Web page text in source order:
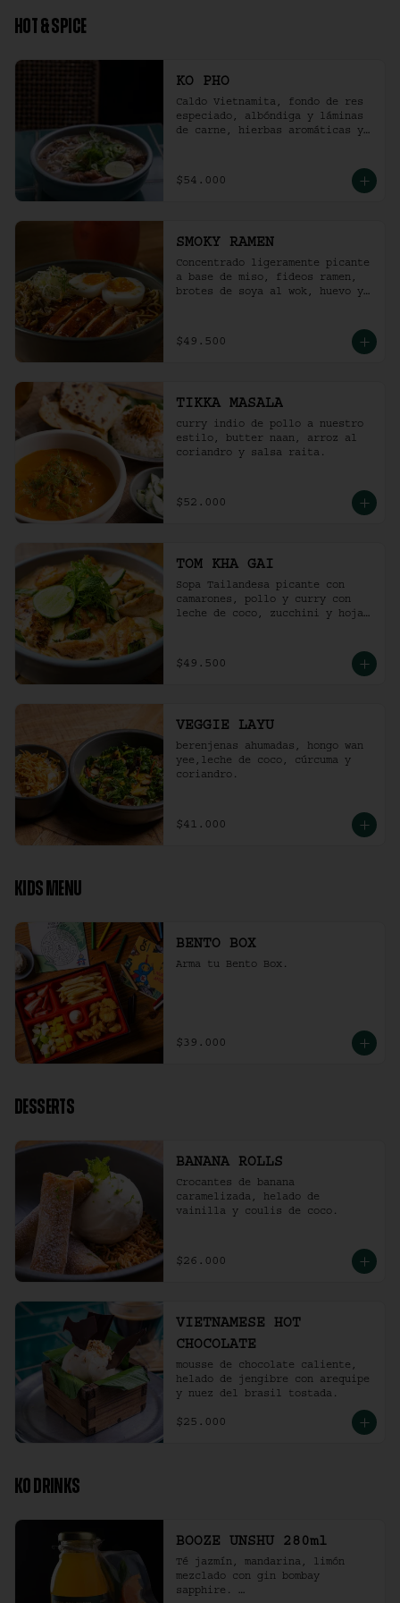
HOT & SPICE
KO PHO
Caldo Vietnamita, fondo de res
especiado, albóndiga y láminas
de carne, hierbas aromáticas y
$54.000
SMOKY RAMEN
Concentrado ligeramente picante
a base de miso, fideos ramen,
brotes de soya al wok, huevo y
$49.500
TIKKA MASALA
curry indio de pollo a nuestro
estilo, butter naan, arroz al
coriandro y salsa raita.
$52.000
TOM KHA GAI
Sopa Tailandesa picante con
camarones, pollo y curry con
leche de coco, zucchini y hojas
$49.500
VEGGIE LAYU
berenjenas ahumadas, hongo wan
yee,leche de coco, cúrcuma y
coriandro.
$41.000
KIDS MENU
BENTO BOX
Arma tu Bento Box.
$39.000
DESSERTS
BANANA ROLLS
Crocantes de banana
caramelizada, helado de
vainilla y coulis de coco.
$26.000
VIETNAMESE HOT
CHOCOLATE
mousse de chocolate caliente,
helado de jengibre con arequipe
y nuez del brasil tostada.
$25.000
KO DRINKS
BOOZE UNSHU 280ml
Té jazmín, mandarina, limón
mezclado con gin bombay
sapphire.